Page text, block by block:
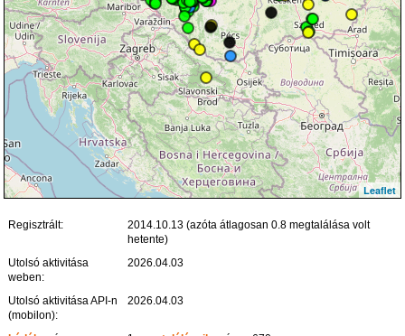
Leaflet
Regisztrált:
2014.10.13 (azóta átlagosan 0.8 megtalálása volt
hetente)
Utolsó aktivitása
weben:
2026.04.03
Utolsó aktivitása API-n
(mobilon):
2026.04.03